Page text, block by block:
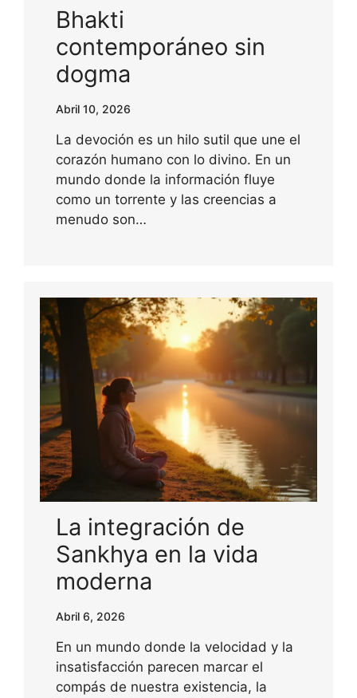
Bhakti
contemporáneo sin
dogma
Abril 10, 2026
La devoción es un hilo sutil que une el
corazón humano con lo divino. En un
mundo donde la información fluye
como un torrente y las creencias a
menudo son…
La integración de
Sankhya en la vida
moderna
Abril 6, 2026
En un mundo donde la velocidad y la
insatisfacción parecen marcar el
compás de nuestra existencia, la